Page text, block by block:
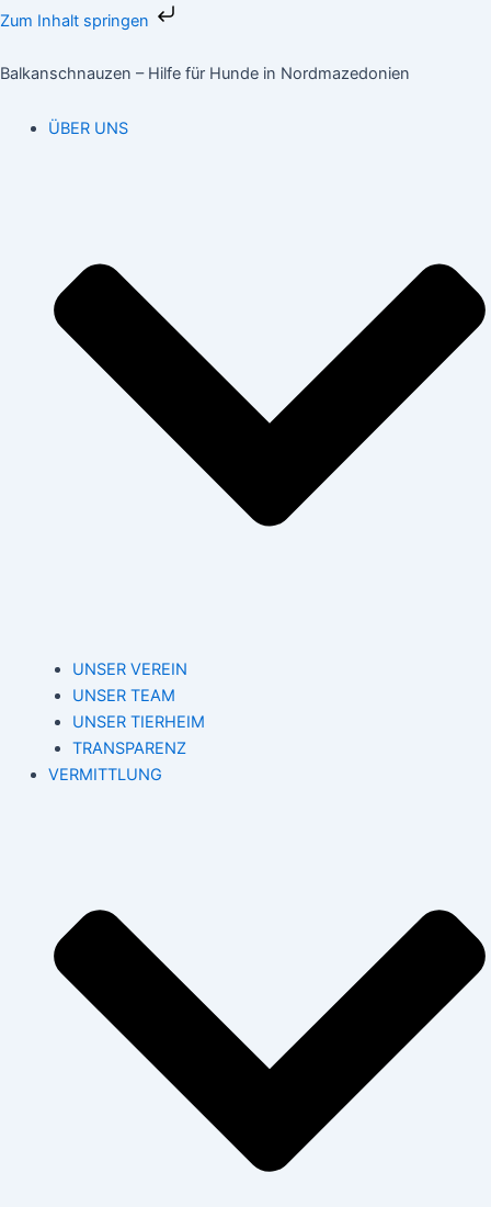
Zum Inhalt springen
Zum
springen
Balkanschnauzen – Hilfe für Hunde in Nordmazedonien
ÜBER UNS
UNSER VEREIN
UNSER TEAM
UNSER TIERHEIM
TRANSPARENZ
VERMITTLUNG